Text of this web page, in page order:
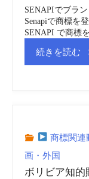
商
画
SENAPIでブラ
Senapiで商標を
SENAPI で商標
続きを読む“
ア
商標関連
画・外国
ボリビア知的